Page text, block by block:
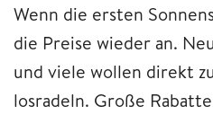
Wenn die ersten
die Preise wieder an.
und viele wollen direkt
losradeln. Große